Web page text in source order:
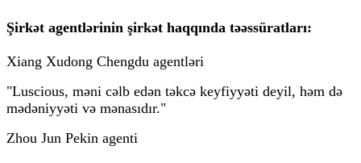
Şirkət agentlərinin şirkət haqqında təəssüratları:
Xiang Xudong Chengdu agentləri
"Luscious, məni cəlb edən təkcə keyfiyyəti deyil, həm də
mədəniyyəti və mənasıdır."
Zhou Jun Pekin agenti